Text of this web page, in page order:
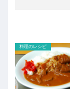
料理のレシピ